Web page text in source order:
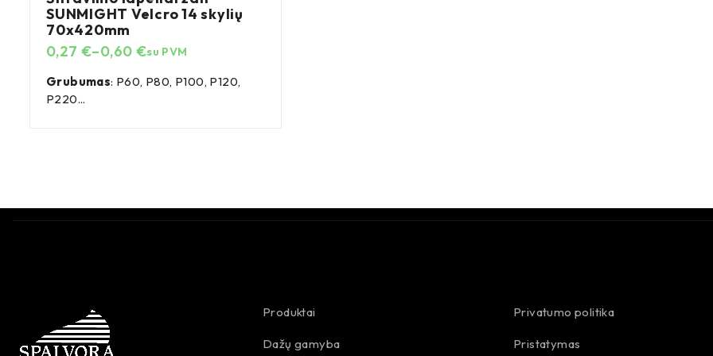
SUNMIGHT Velcro 14 skylių
70x420mm
0,27 €–0,60 €su PVM
Grubumas: P60, P80, P100, P120,
P220...
Produktai
Dažų gamyba
Privatumo politika
Pristatymas